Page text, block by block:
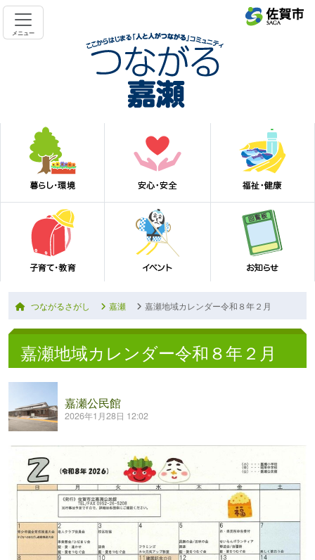
メニュー
つながるさがし 嘉瀬 嘉瀬地域カレンダー令和８年２月
嘉瀬地域カレンダー令和８年２月
嘉瀬公民館
2026年1月28日 12:02